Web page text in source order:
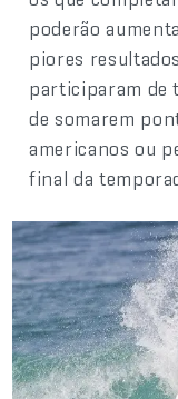
poderão
piores
participaram de
de somarem
americanos ou
final da